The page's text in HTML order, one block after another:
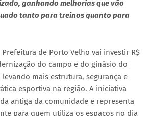
ganhando melhorias que vão
tanto para treinos quanto para
Prefeitura de Porto Velho vai investir R$
do campo e do ginásio do
mais estrutura, segurança e
esportiva na região. A iniciativa
antiga da comunidade e representa
para quem utiliza os espaços no dia